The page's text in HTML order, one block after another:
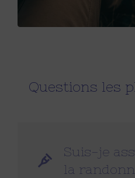
Questions les
Suis-je
la